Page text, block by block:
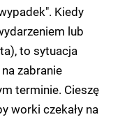
Kiedy
lub
to sytuacja
zabranie
terminie. Cieszę
worki czekały na